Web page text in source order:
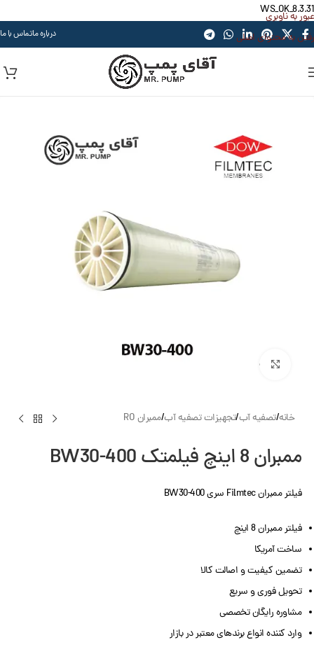
WS_OK_8.3.31
عبور به ناوبری
رفتن به محتوای اصلی
درباره ماتماس با ما
بزرگنمایی تصویر
خانه/تصفیه آب/تجهیزات تصفیه آب/ممبران RO
ممبران 8 اینچ فیلمتک BW30-400
فیلتر ممبران Filmtec سری BW30-400
فیلتر ممبران 8 اینچ
ساخت آمریکا
تضمین کیفیت و اصالت کالا
تحویل فوری و سریع
مشاوره رایگان تخصصی
وارد کننده انواع برندهای معتبر در بازار